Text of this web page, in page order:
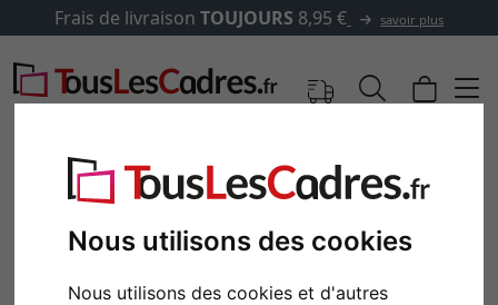
Nous utilisons des cookies
Nous utilisons des cookies et d'autres
Frais de livraison TOUJOURS 8,95 € savoir plus